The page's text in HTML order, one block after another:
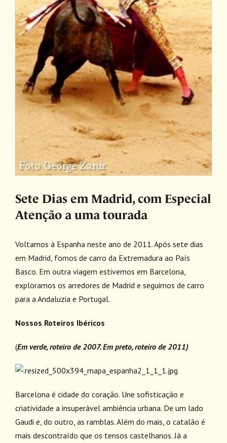
Sete Dias em Madrid, com Especial
Atenção a uma tourada
Voltamos à Espanha neste ano de 2011. Após sete dias
em Madrid, fomos de carro da Extremadura ao País
Basco. Em outra viagem estivemos em Barcelona,
exploramos os arredores de Madrid e seguimos de carro
para a Andaluzia e Portugal.
Nossos Roteiros Ibéricos
(Em verde, roteiro de 2007. Em preto, roteiro de 2011)
Barcelona é cidade do coração. Une sofisticação e
criatividade a insuperável ambiência urbana. De um lado
Gaudi e, do outro, as ramblas. Além do mais, o catalão é
mais descontraído que os tensos castelhanos. Já a